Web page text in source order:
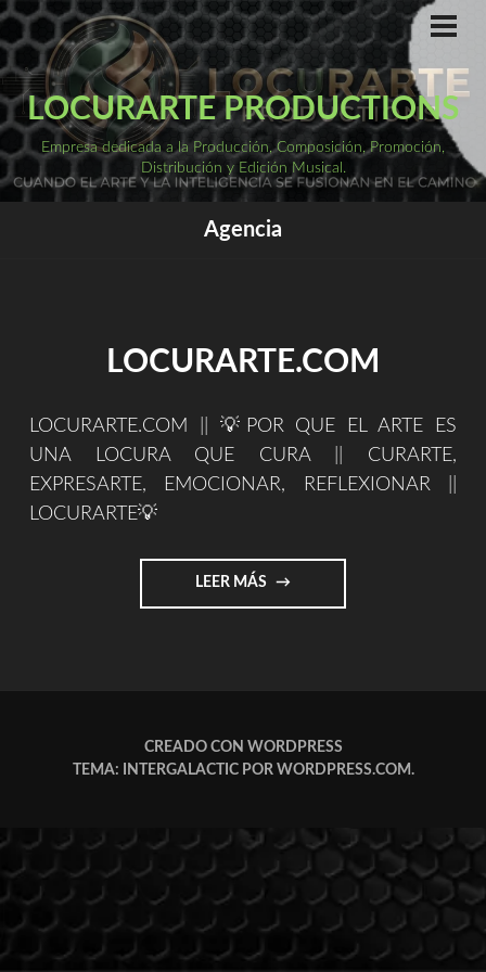
Saltar
al
contenido
LOCURARTE PRODUCTIONS
Empresa dedicada a la Producción, Composición, Promoción,
Distribución y Edición Musical.
Agencia
LOCURARTE.COM
LOCURARTE.COM || 💡POR QUE EL ARTE ES
UNA LOCURA QUE CURA || CURARTE,
EXPRESARTE, EMOCIONAR, REFLEXIONAR ||
LOCURARTE💡
LEER MÁS "LOCURARTE.COM"
CREADO CON WORDPRESS
TEMA: INTERGALACTIC POR WORDPRESS.COM.